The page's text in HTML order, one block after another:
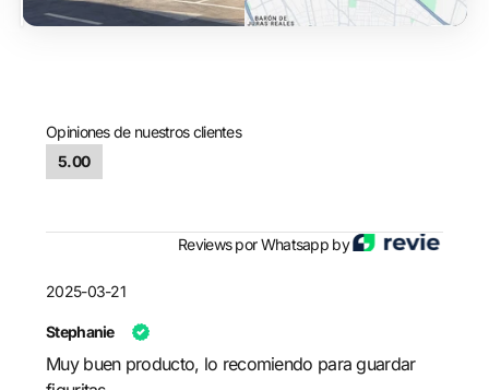
Opiniones de nuestros clientes
5.00
Reviews por Whatsapp by
2025-03-21
Stephanie
Muy buen producto, lo recomiendo para guardar